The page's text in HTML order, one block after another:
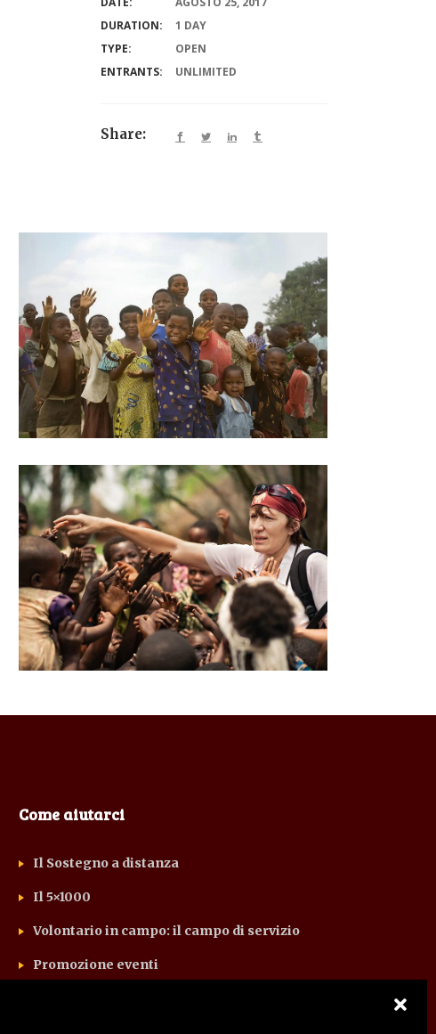
DURATION:
1 DAY
TYPE:
OPEN
ENTRANTS:
UNLIMITED
Share:
Come aiutarci
Il Sostegno a distanza
Il 5×1000
Volontario in campo: il campo di servizio
Promozione eventi